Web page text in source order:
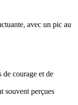
avec un pic au
de courage et de
souvent perçues